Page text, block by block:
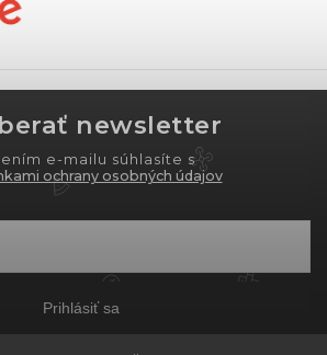
newsletter
e-mailu súhlasíte s
ochrany osobných údajov
Prihlásiť sa